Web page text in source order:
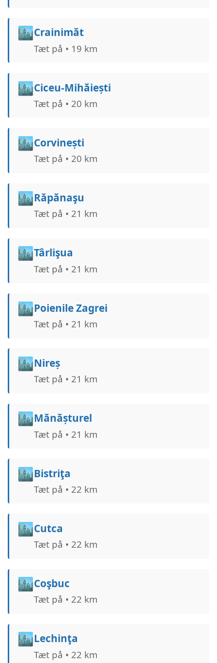
🏙️Crainimăt
Tæt på • 19 km
🏙️Ciceu-Mihăiești
Tæt på • 20 km
🏙️Corvinești
Tæt på • 20 km
🏙️Răpănaşu
Tæt på • 21 km
🏙️Târlişua
Tæt på • 21 km
🏙️Poienile Zagrei
Tæt på • 21 km
🏙️Nireș
Tæt på • 21 km
🏙️Mănășturel
Tæt på • 21 km
🏙️Bistriţa
Tæt på • 22 km
🏙️Cutca
Tæt på • 22 km
🏙️Coşbuc
Tæt på • 22 km
🏙️Lechinţa
Tæt på • 22 km